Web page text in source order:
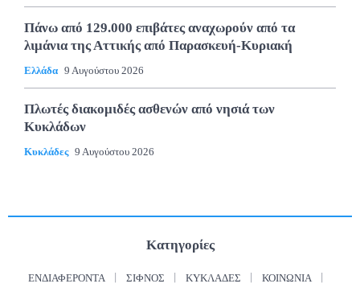
Πάνω από 129.000 επιβάτες αναχωρούν από τα
λιμάνια της Αττικής από Παρασκευή-Κυριακή
Ελλάδα 9 Αυγούστου 2026
Πλωτές διακομιδές ασθενών από νησιά των
Κυκλάδων
Κυκλάδες 9 Αυγούστου 2026
Κατηγορίες
ΕΝΔΙΑΦΈΡΟΝΤΑ ΣΊΦΝΟΣ ΚΥΚΛΆΔΕΣ ΚΟΙΝΩΝΊΑ